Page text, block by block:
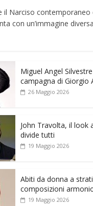
il Narciso contemporaneo
con un’immagine
Miguel Angel
campagna di Giorgio
26 Maggio 2026
John Travolta, il look
divide tutti
19 Maggio 2026
Abiti da donna a
composizioni
19 Maggio 2026